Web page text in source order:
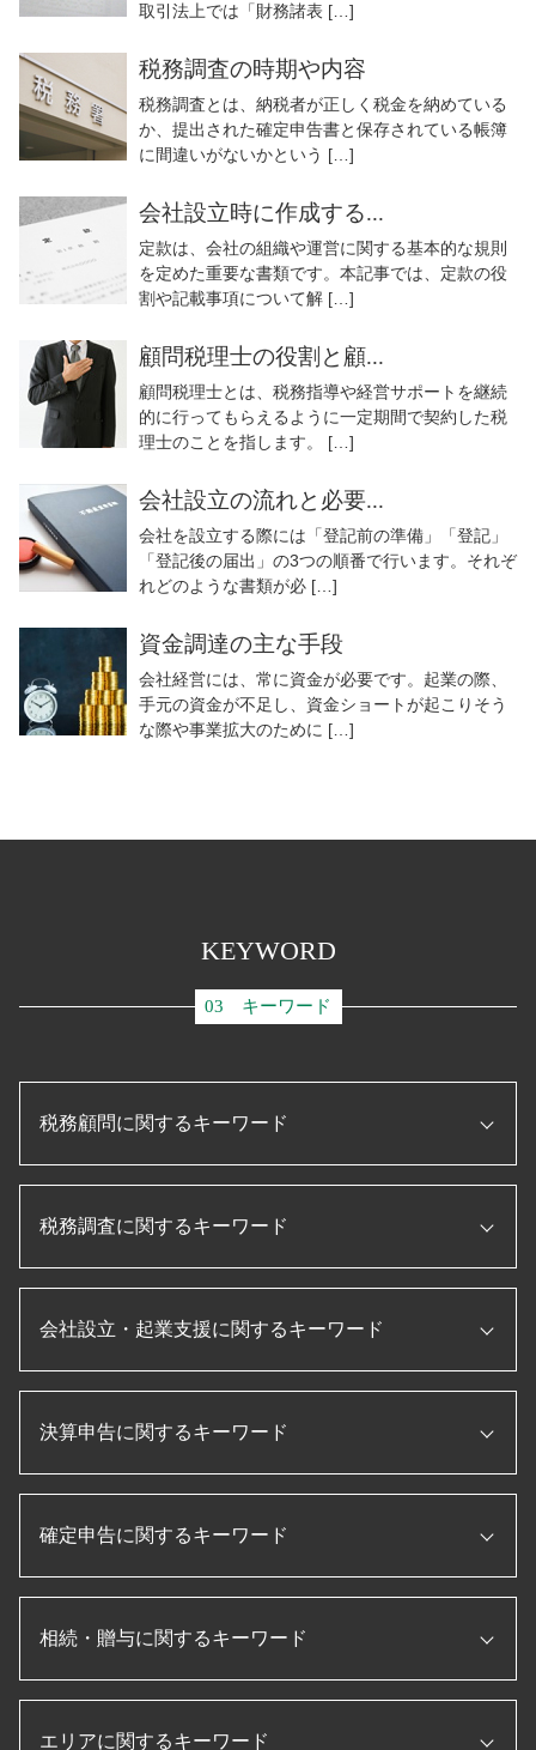
取引法上では「財務諸表 […]
税務調査の時期や内容
税務調査とは、納税者が正しく税金を納めている
か、提出された確定申告書と保存されている帳簿
に間違いがないかという […]
会社設立時に作成する...
定款は、会社の組織や運営に関する基本的な規則
を定めた重要な書類です。本記事では、定款の役
割や記載事項について解 […]
顧問税理士の役割と顧...
顧問税理士とは、税務指導や経営サポートを継続
的に行ってもらえるように一定期間で契約した税
理士のことを指します。 […]
会社設立の流れと必要...
会社を設立する際には「登記前の準備」「登記」
「登記後の届出」の3つの順番で行います。それぞ
れどのような書類が必 […]
資金調達の主な手段
会社経営には、常に資金が必要です。起業の際、
手元の資金が不足し、資金ショートが起こりそう
な際や事業拡大のために […]
KEYWORD
03 キーワード
税務顧問に関するキーワード
事業再構築 補助金
補助金 助成金
税務申告書 作成 税理士
経理指導 税理士
顧問税理士 とは
企業 資金調達
プロパー融資 とは
日本政策金融公庫
税務申告書 とは
税理士 顧問契約
ものづくり補助金とは
税務調査に関するキーワード
税務調査 無申告
国税局 査察 流れ
相続税 税務調査 一般家庭
税務調査 流れ
税務調査 内容
税務調査 準備
法人 税金 対策
役員報酬 節税
節税 保険
会社設立・起業支援に関するキーワード
会社設立 助成金
個人事業主 法人成り
法人化 メリット
株式会社 設立 流れ
個人事業主 法人化 デメリット
決算申告に関するキーワード
キャッシュフロー計算書 とは
決算 とは
月次決算 とは
決算書 作成 手順
損益計算書 とは
確定申告に関するキーワード
確定申告 医療費 控除
住宅ローン 確定申告
相続・贈与に関するキーワード
相続税 払えない
エリアに関するキーワード